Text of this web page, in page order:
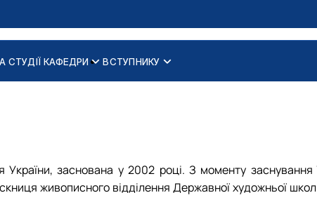
СТУДІЇ КАФЕДРИ ВСТУПНИКУ
України, заснована у 2002 році. З моменту заснування
живописного відділення Державної художньої